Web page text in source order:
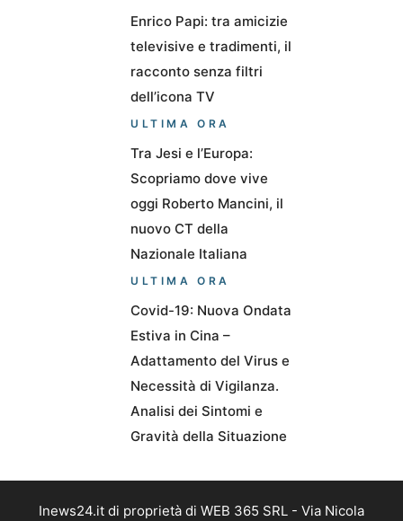
Enrico Papi: tra amicizie
televisive e tradimenti, il
racconto senza filtri
dell’icona TV
ULTIMA ORA
Tra Jesi e l’Europa:
Scopriamo dove vive
oggi Roberto Mancini, il
nuovo CT della
Nazionale Italiana
ULTIMA ORA
Covid-19: Nuova Ondata
Estiva in Cina –
Adattamento del Virus e
Necessità di Vigilanza.
Analisi dei Sintomi e
Gravità della Situazione
Inews24.it di proprietà di WEB 365 SRL - Via Nicola